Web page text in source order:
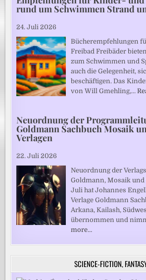
rund um Schwimmen Strand
24. Juli 2026
Bücherempfehlungen
Freibad Freibäder
zum Schwimmen und
auch die Gelegenheit,
beschäftigen. Das
von Will Gmehling,…
Neuordnung der
Goldmann Sachbuch Mosaik
Verlagen
22. Juli 2026
Neuordnung der
Goldmann, Mosaik und
Juli hat Johannes
Verlage Goldmann
Arkana, Kailash,
übernommen und
more…
SCIENCE-FICTION,